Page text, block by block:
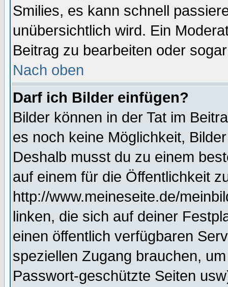
Smilies, es kann schnell
unübersichtlich wird. Ein
Beitrag zu bearbeiten oder
Nach oben
Darf ich Bilder einfügen?
Bilder können in der Tat im
es noch keine Möglichkeit,
Deshalb musst du zu einem
auf einem für die Öffentlichkeit
http://www.meineseite.de/
linken, die sich auf deiner
einen öffentlich verfügbaren
speziellen Zugang brauchen,
Passwort-geschützte Seiten